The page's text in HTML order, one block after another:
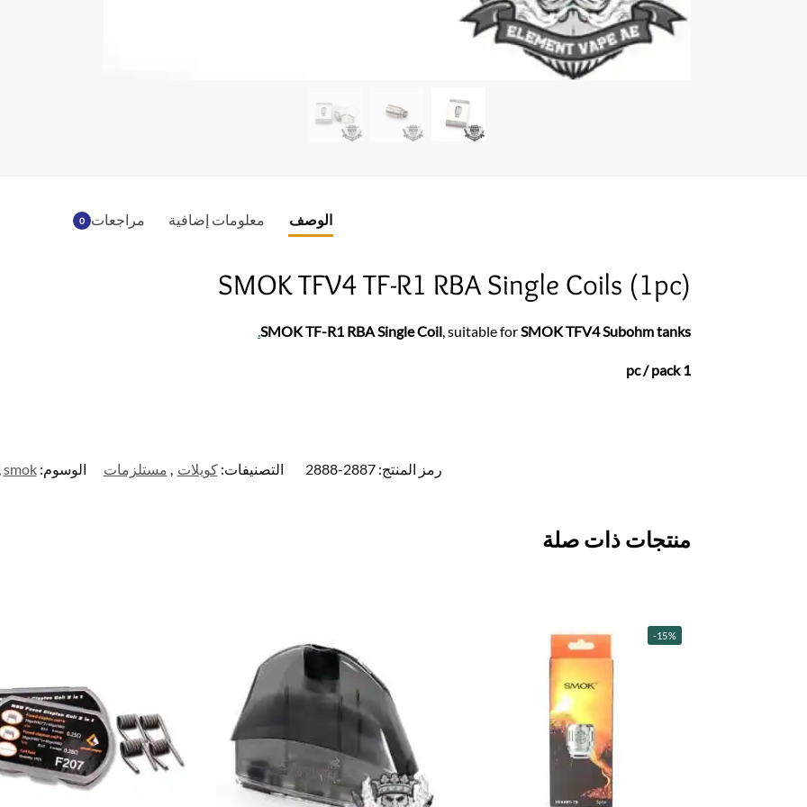
الوصف معلومات إضافية مراجعات 0
SMOK TFV4 TF-R1 RBA Single Coils (1pc)
SMOK TF-R1 RBA Single Coil , suitable forSMOK TFV4 Subohm tanks
.
1 pc / pack
رمز المنتج:2887-2888 التصنيفات:كويلات مستلزمات الوسوم:smok
منتجات ذات صلة
-15%